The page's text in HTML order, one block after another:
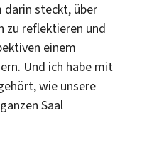
darin steckt, über
zu reflektieren und
einem
Und ich habe mit
wie unsere
Saal